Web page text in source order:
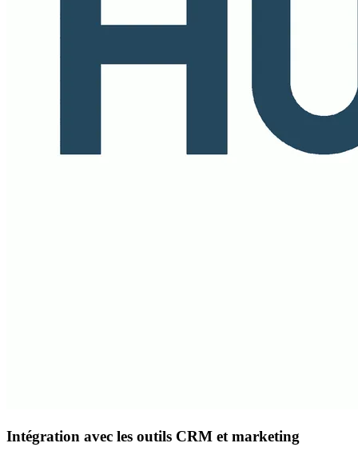
Intégration avec les outils CRM et marketing